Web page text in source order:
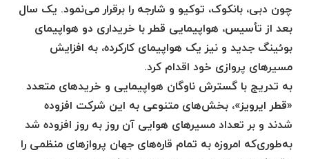
چون دبی، بانکوک، توکیو و شارجه را برقرار می‌نمود. یک سال
بعد از تأسیس، هواپیمایی قطر با خریداری دو هواپیمای
بوئینگ جدید و نیز یک هواپیمای کارکرده، به افزایش
مسیرهای پروازی خود اقدام کرد.
به تدریج با گسترش ناوگان هواپیمایی و خریدهای متعدد
«قطر ایرویز»، بخش‌های متنوعی به این شرکت افزوده
شدند و بر تعداد مسیرهای هوایی آن روز به روز افزوده شد
به‌طوری‌که امروزه به تمام قاره‌های جهان پروازهای منظمی را